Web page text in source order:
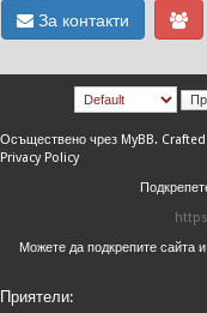
За контакти
Осъществено чрез MyBB. Crafted
Privacy Policy
Можете да подкрепите сайта
Приятели: